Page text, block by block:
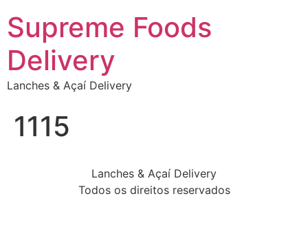
Supreme Foods
Delivery
Lanches & Açaí Delivery
1115
Lanches & Açaí Delivery
Todos os direitos reservados